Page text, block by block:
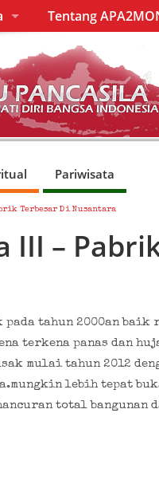
Tentang
Pariwisata
Terbesar Di Nusantara
III –
pada tahun 2000an
terkena panas dan
mulai tahun 2012
lebih tepat
total